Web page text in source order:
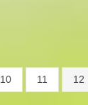
10 11 12